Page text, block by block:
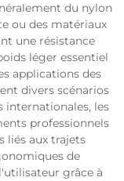
du nylon
ou des matériaux
une résistance
léger essentiel
applications des
divers scénarios
internationales, les
professionnels
liés aux trajets
de
grâce à